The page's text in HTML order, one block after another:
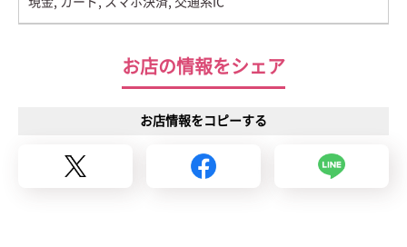
お店の情報をシェア
お店情報をコピーする